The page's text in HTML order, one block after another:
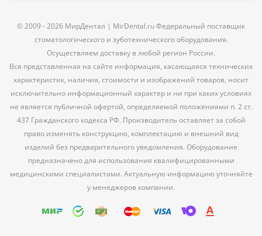
© 2009 - 2026 МирДентал | MirDental.ru Федеральный поставщик
стоматологического и зуботехнического оборудования.
Осуществляем доставку в любой регион России.
Вся представленная на сайте информация, касающаяся технических
характеристик, наличия, стоимости и изображений товаров, носит
исключительно информационный характер и ни при каких условиях
не является публичной офертой, определяемой положениями п. 2 ст.
437 Гражданского кодекса РФ. Производитель оставляет за собой
право изменять конструкцию, комплектацию и внешний вид
изделий без предварительного уведомления. Оборудование
предназначено для использования квалифицированными
медицинскими специалистами. Актуальную информацию уточняйте
у менеджеров компании.